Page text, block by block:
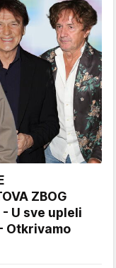
ZBOG
U sve upleli
Otkrivamo